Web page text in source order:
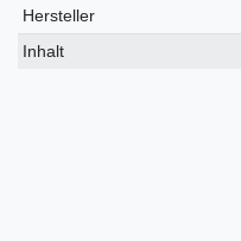
Hersteller
Inhalt